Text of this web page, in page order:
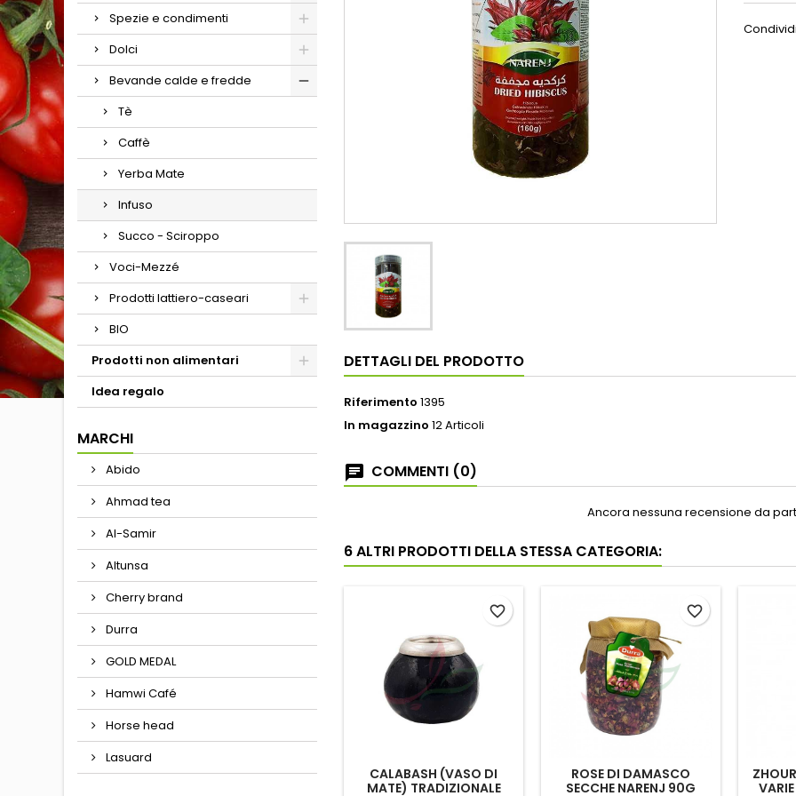
Spezie e condimenti
Dolci
Bevande calde e fredde
Tè
Caffè
Yerba Mate
Infuso
Succo - Sciroppo
Voci-Mezzé
Prodotti lattiero-caseari
BIO
Prodotti non alimentari
Idea regalo
MARCHI
Abido
Ahmad tea
Al-Samir
Altunsa
Cherry brand
Durra
GOLD MEDAL
Hamwi Café
Horse head
Lasuard
DETTAGLI DEL PRODOTTO
Riferimento 1395
In magazzino 12 Articoli
COMMENTI (0)
Ancora nessuna recensione da
6 ALTRI PRODOTTI DELLA STESSA CATEGORIA:
CALABASH (VASO DI
MATE) TRADIZIONALE
favorite_border
ROSE DI DAMASCO
SECCHE NARENJ 90G
favorite_border